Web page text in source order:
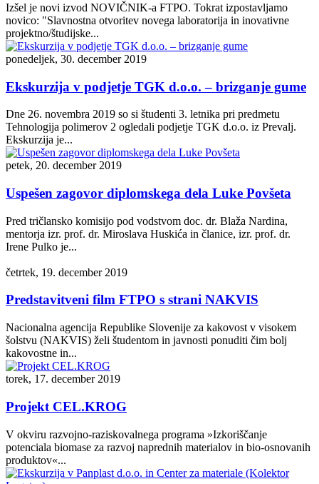
Izšel je novi izvod NOVIČNIK-a FTPO. Tokrat izpostavljamo
novico: "Slavnostna otvoritev novega laboratorija in inovativne
projektno/študijske...
ponedeljek, 30. december 2019
Ekskurzija v podjetje TGK d.o.o. – brizganje gume
Dne 26. novembra 2019 so si študenti 3. letnika pri predmetu
Tehnologija polimerov 2 ogledali podjetje TGK d.o.o. iz Prevalj.
Ekskurzija je...
petek, 20. december 2019
Uspešen zagovor diplomskega dela Luke Povšeta
Pred tričlansko komisijo pod vodstvom doc. dr. Blaža Nardina,
mentorja izr. prof. dr. Miroslava Huskića in članice, izr. prof. dr.
Irene Pulko je...
četrtek, 19. december 2019
Predstavitveni film FTPO s strani NAKVIS
Nacionalna agencija Republike Slovenije za kakovost v visokem
šolstvu (NAKVIS) želi študentom in javnosti ponuditi čim bolj
kakovostne in...
torek, 17. december 2019
Projekt CEL.KROG
V okviru razvojno-raziskovalnega programa »Izkoriščanje
potenciala biomase za razvoj naprednih materialov in bio-osnovanih
produktov«...